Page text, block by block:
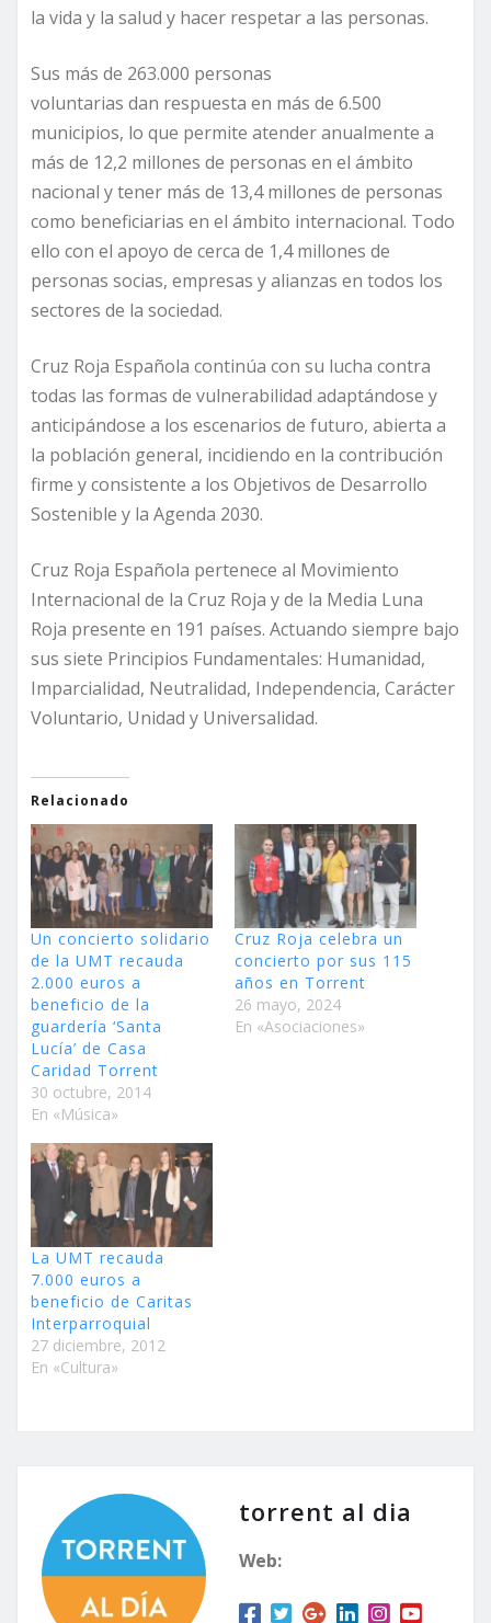
la vida y la salud y hacer respetar a las personas.
Sus más de 263.000 personas
voluntarias dan respuesta en más de 6.500
municipios, lo que permite atender anualmente a
más de 12,2 millones de personas en el ámbito
nacional y tener más de 13,4 millones de personas
como beneficiarias en el ámbito internacional. Todo
ello con el apoyo de cerca de 1,4 millones de
personas socias, empresas y alianzas en todos los
sectores de la sociedad.
Cruz Roja Española continúa con su lucha contra
todas las formas de vulnerabilidad adaptándose y
anticipándose a los escenarios de futuro, abierta a
la población general, incidiendo en la contribución
firme y consistente a los Objetivos de Desarrollo
Sostenible y la Agenda 2030.
Cruz Roja Española pertenece al Movimiento
Internacional de la Cruz Roja y de la Media Luna
Roja presente en 191 países. Actuando siempre bajo
sus siete Principios Fundamentales: Humanidad,
Imparcialidad, Neutralidad, Independencia, Carácter
Voluntario, Unidad y Universalidad.
Relacionado
Un concierto solidario
de la UMT recauda
2.000 euros a
beneficio de la
guardería ‘Santa
Lucía’ de Casa
Caridad Torrent
30 octubre, 2014
En «Música»
Cruz Roja celebra un
concierto por sus 115
años en Torrent
26 mayo, 2024
En «Asociaciones»
La UMT recauda
7.000 euros a
beneficio de Caritas
Interparroquial
27 diciembre, 2012
En «Cultura»
torrent al dia
Web: